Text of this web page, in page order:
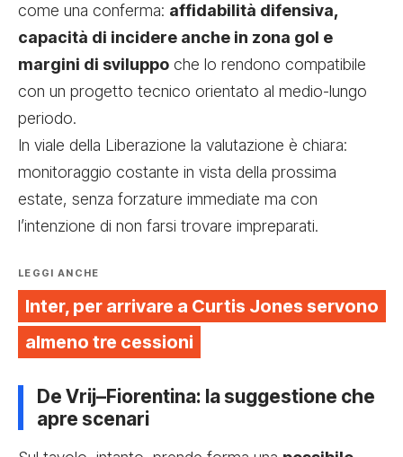
come una conferma: affidabilità difensiva,
capacità di incidere anche in zona gol e
margini di sviluppo che lo rendono compatibile
con un progetto tecnico orientato al medio-lungo
periodo.
In viale della Liberazione la valutazione è chiara:
monitoraggio costante in vista della prossima
estate, senza forzature immediate ma con
l’intenzione di non farsi trovare impreparati.
LEGGI ANCHE
Inter, per arrivare a Curtis Jones servono
almeno tre cessioni
De Vrij–Fiorentina: la suggestione che
apre scenari